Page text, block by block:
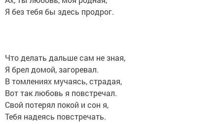
Я без тебя бы здесь продрог.
Что делать дальше сам не зная,
Я брел домой, загоревал.
В томлениях мучаясь, страдая,
Вот так любовь я повстречал.
Свой потерял покой и сон я,
Тебя надеясь повстречать.